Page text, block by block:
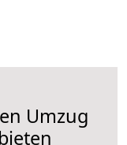
Umzug